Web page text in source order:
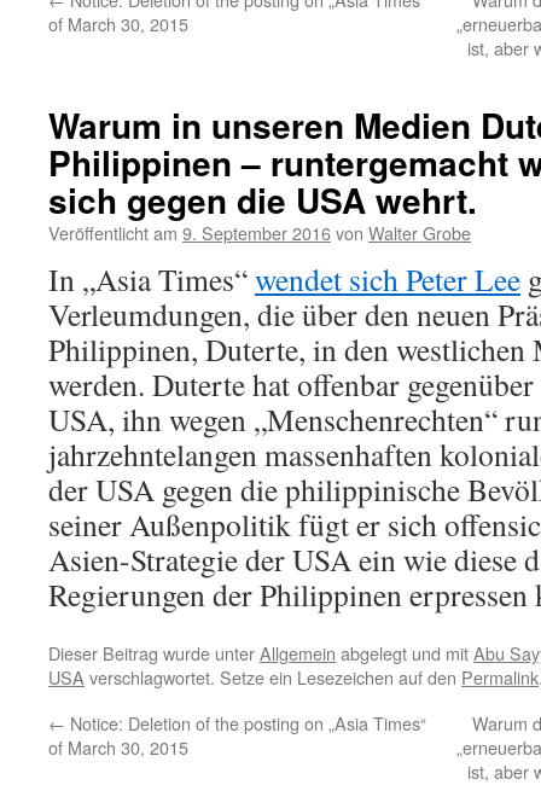
of March 30, 2015
ist, aber
Warum in unseren Medien
Philippinen – runtergemacht
sich gegen die USA wehrt.
Veröffentlicht am 9. September 2016von Walter Grobe
In „Asia Times“wendet sich Peter Lee
Verleumdungen, die über den neuen
Philippinen, Duterte, in den westlichen
werden. Duterte hat offenbar
USA, ihn wegen „Menschenrechten“
jahrzehntelangen massenhaften
der USA gegen die philippinische
seiner Außenpolitik fügt er sich
Asien-Strategie der USA ein wie diese
Regierungen der Philippinen erpressen
Dieser Beitrag wurde unterAllgemein abgelegt und mitAbu
USA verschlagwortet. Setze ein Lesezeichen auf den Permalink
← Notice: Deletion of the posting on „Asia Times“
of March 30, 2015
Warum
ist, aber